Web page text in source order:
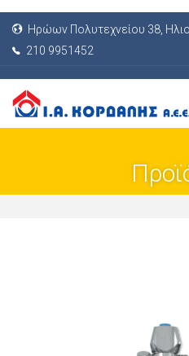
Ηρώων Πολυτεχνείου 38,
210 9951452